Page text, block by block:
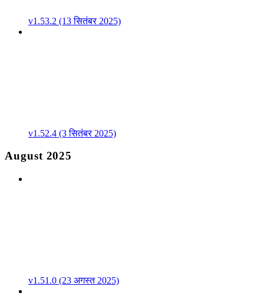
v1.53.2 (13 सितंबर 2025)
v1.52.4 (3 सितंबर 2025)
August 2025
v1.51.0 (23 अगस्त 2025)